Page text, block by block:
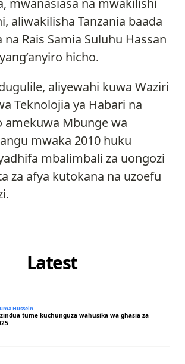
mwanasiasa na mwakilishi
aliwakilisha Tanzania baada
Rais Samia Suluhu Hassan
hicho.
aliyewahi kuwa Waziri
Teknolojia ya Habari na
amekuwa Mbunge wa
mwaka 2010 huku
mbalimbali za uongozi
za afya kutokana na uzoefu
Latest
Hussein
tume kuchunguza wahusika wa ghasia za